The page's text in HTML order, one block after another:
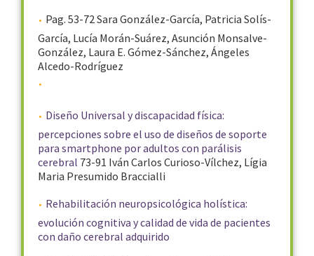
Pag. 53-72 Sara González-García, Patricia Solís-
García, Lucía Morán-Suárez, Asunción Monsalve-
González, Laura E. Gómez-Sánchez, Ángeles
Alcedo-Rodríguez
Diseño Universal y discapacidad física:
percepciones sobre el uso de diseños de soporte
para smartphone por adultos con parálisis
cerebral 73-91 Iván Carlos Curioso-Vílchez, Lígia
Maria Presumido Braccialli
Rehabilitación neuropsicológica holística:
evolución cognitiva y calidad de vida de pacientes
con daño cerebral adquirido